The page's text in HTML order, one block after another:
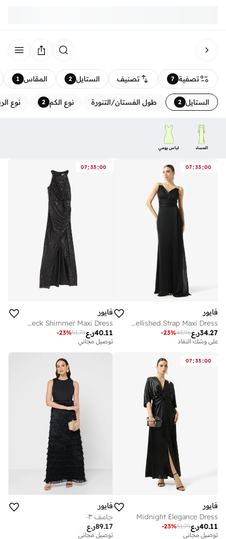
تصفية 7 تصنيف الستايل 2 المقاس 1
الستايل 2 طول الفستان/التنورة نوع الكم 2 نوع
المساء لباس يومي
07:33:00
فايور
V-Neck Embellished Strap Maxi Dress
ر.ع34.27
43.96
-23%
على وشك النفاد
07:33:00
فايور
Halter Neck Shimmer Maxi Dress
ر.ع40.11
51.79
-23%
توصيل مجاني
07:33:00
فايور
Midnight Elegance Dress
ر.ع40.11
51.79
-23%
توصيل مجاني
فايور
جامف ٠٠٣
ر.ع89.17
توصيل مجاني